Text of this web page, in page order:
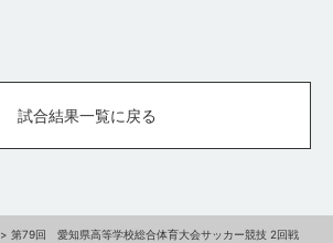
試合結果一覧に戻る
>第79回 愛知県高等学校総合体育大会サッカー競技 2回戦